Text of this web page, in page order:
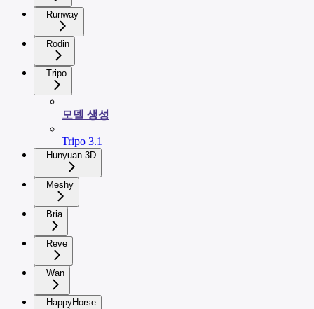
Runway
Rodin
Tripo
모델 생성
Tripo 3.1
Hunyuan 3D
Meshy
Bria
Reve
Wan
HappyHorse